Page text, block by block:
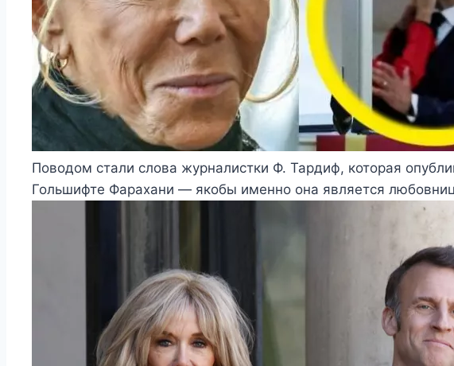
Поводом стали слова журналистки Ф. Тардиф, которая
Гольшифте Фарахани — якобы именно она является